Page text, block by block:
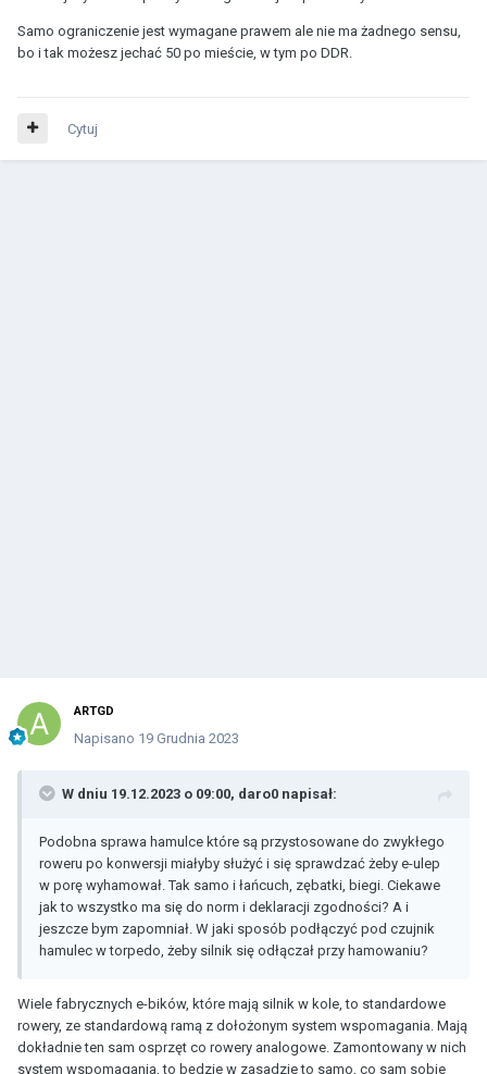
Samo ograniczenie jest wymagane prawem ale nie ma żadnego sensu,
bo i tak możesz jechać 50 po mieście, w tym po DDR.
Cytuj
ARTGD
Napisano 19 Grudnia 2023
W dniu 19.12.2023 o 09:00, daro0 napisał:
Podobna sprawa hamulce które są przystosowane do zwykłego
roweru po konwersji miałyby służyć i się sprawdzać żeby e-ulep
w porę wyhamował. Tak samo i łańcuch, zębatki, biegi. Ciekawe
jak to wszystko ma się do norm i deklaracji zgodności? A i
jeszcze bym zapomniał. W jaki sposób podłączyć pod czujnik
hamulec w torpedo, żeby silnik się odłączał przy hamowaniu?
Wiele fabrycznych e-bików, które mają silnik w kole, to standardowe
rowery, ze standardową ramą z dołożonym system wspomagania. Mają
dokładnie ten sam osprzęt co rowery analogowe. Zamontowany w nich
system wspomagania, to będzie w zasadzie to samo, co sam sobie